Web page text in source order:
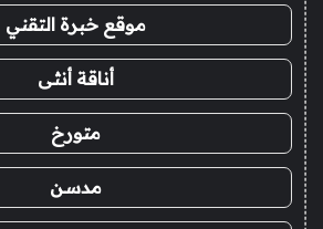
موقع خبرة التقني
أناقة أنثى
متورخ
مدسن